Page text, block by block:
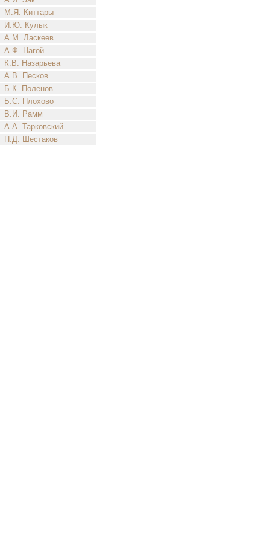
М.Я. Киттары
И.Ю. Кулык
А.М. Ласкеев
А.Ф. Нагой
К.В. Назарьева
А.В. Песков
Б.К. Поленов
Б.С. Плохово
В.И. Рамм
А.А. Тарковский
П.Д. Шестаков